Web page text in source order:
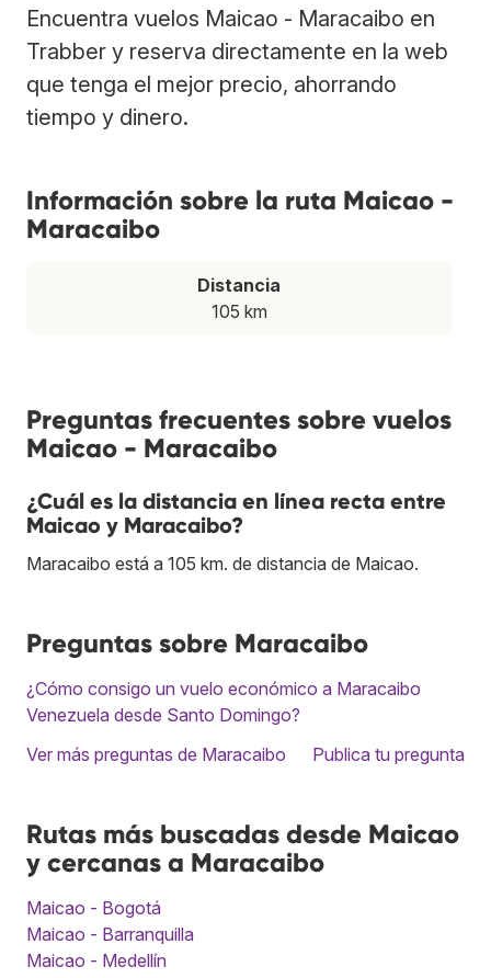
Encuentra vuelos Maicao - Maracaibo en
Trabber y reserva directamente en la web
que tenga el mejor precio, ahorrando
tiempo y dinero.
Información sobre la ruta Maicao -
Maracaibo
Distancia
105 km
Preguntas frecuentes sobre vuelos
Maicao - Maracaibo
¿Cuál es la distancia en línea recta entre
Maicao y Maracaibo?
Maracaibo está a 105 km. de distancia de Maicao.
Preguntas sobre Maracaibo
¿Cómo consigo un vuelo económico a Maracaibo
Venezuela desde Santo Domingo?
Ver más preguntas de Maracaibo
Publica tu pregunta
Rutas más buscadas desde Maicao
y cercanas a Maracaibo
Maicao - Bogotá
Maicao - Barranquilla
Maicao - Medellín